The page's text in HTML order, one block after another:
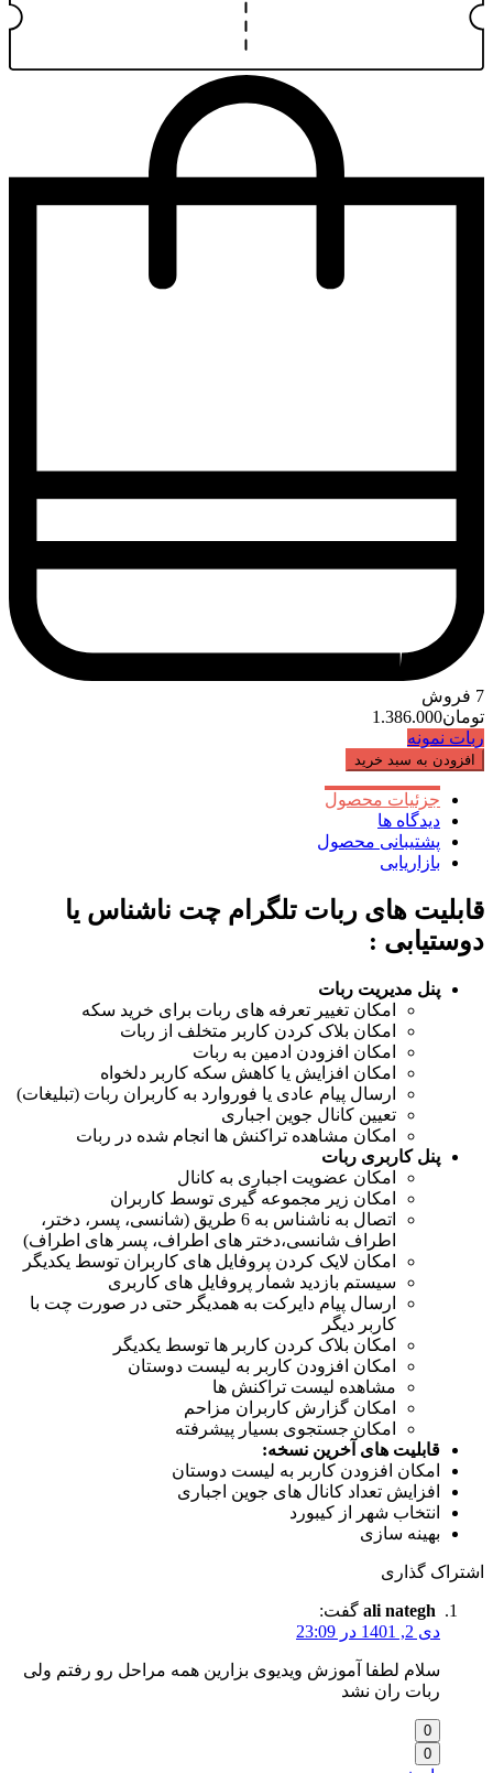
7 فروش
تومان1.386.000
ربات نمونه
افزودن به سبد خرید
جزئیات محصول
دیدگاه ها
پشتیبانی محصول
بازاریابی
قابلیت های ربات تلگرام چت ناشناس یا
دوستیابی :
پنل مدیریت ربات
امکان تغییر تعرفه های ربات برای خرید سکه
امکان بلاک کردن کاربر متخلف از ربات
امکان افزودن ادمین به ربات
امکان افزایش یا کاهش سکه کاربر دلخواه
ارسال پیام عادی یا فوروارد به کاربران ربات (تبلیغات)
تعیین کانال جوین اجباری
امکان مشاهده تراکنش ها انجام شده در ربات
پنل کاربری ربات
امکان عضویت اجباری به کانال
امکان زیر مجموعه گیری توسط کاربران
اتصال به ناشناس به 6 طریق (شانسی، پسر، دختر،
اطراف شانسی،دختر های اطراف، پسر های اطراف)
امکان لایک کردن پروفایل های کاربران توسط یکدیگر
سیستم بازدید شمار پروفایل های کاربری
ارسال پیام دایرکت به همدیگر حتی در صورت چت با
کاربر دیگر
امکان بلاک کردن کاربر ها توسط یکدیگر
امکان افزودن کاربر به لیست دوستان
مشاهده لیست تراکنش ها
امکان گزارش کاربران مزاحم
امکان جستجوی بسیار پیشرفته
قابلیت های آخرین نسخه:
امکان افزودن کاربر به لیست دوستان
افزایش تعداد کانال های جوین اجباری
انتخاب شهر از کیبورد
بهینه سازی
اشتراک گذاری
ali nategh گفت:
دی 2, 1401 در 23:09
سلام لطفا آموزش ویدیوی بزارین همه مراحل رو رفتم ولی
ربات ران نشد
0
0